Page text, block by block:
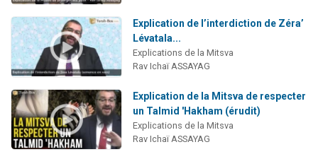
Explication de l’interdiction de Zéra’
Lévatala...
Explications de la Mitsva
Rav Ichaï ASSAYAG
Explication de la Mitsva de respecter
un Talmid 'Hakham (érudit)
Explications de la Mitsva
Rav Ichaï ASSAYAG